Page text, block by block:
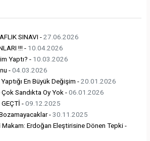
SINAVI -27.06.2026
!!! - 10.04.2026
Yaptı? - 10.03.2026
-04.03.2026
En Büyük Değişim -20.01.2026
Sandıkta Oy Yok -06.01.2026
-09.12.2025
-30.11.2025
Makam: Erdoğan Eleştirisine Dönen Tepki -